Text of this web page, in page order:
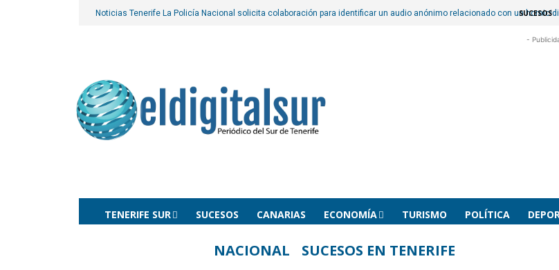
Noticias Tenerife La Policía Nacional solicita colaboración para identificar un audio anónimo relacionado con unSUCESOS
-
TENERIFE SUR SUCESOS CANARIAS ECONOMÍA TURISMO POLÍTICA
NACIONAL SUCESOS EN TENERIFE